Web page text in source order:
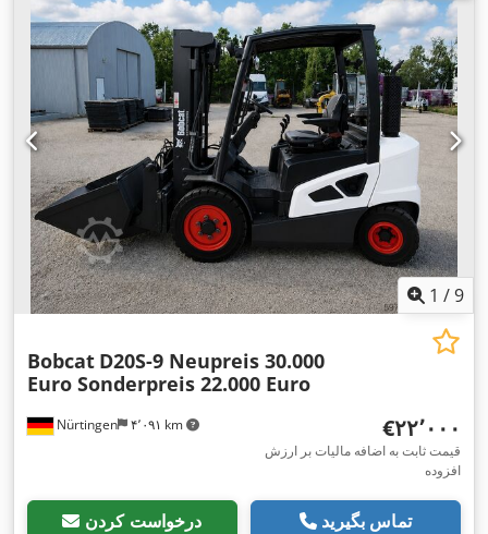
شاخک‌ها: ۲٬۴۰۰ میلی‌متر , وزن خالی: ۱۲٬۴۰۶ کیلوگرم
, نوع سیستم
Diesel,
1 /9
Nürtingen ۴٬۰۹۱ km
Bobcat D20S-9 Neupreis 30.000
Euro Sonderpreis 22.000 Euro
‎€۲۲٬۰۰۰
قیمت ثابت به اضافه مالیات بر ارزش
افزوده
درخواست کردن تماس بگیرید